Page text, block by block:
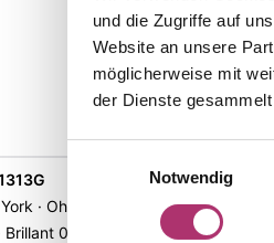
und die Zugriffe auf
Website an unsere
möglicherweise mit
der Dienste gesammelt
Notwendig
· Ohrschmuck ·
0,25ct H/SI